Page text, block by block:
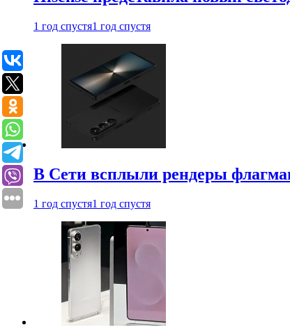
1 год спустя1 год спустя
В Сети всплыли рендеры
1 год спустя1 год спустя